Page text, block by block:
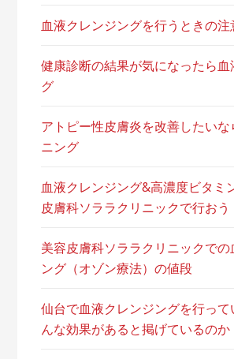
血液クレンジングを行うときの注
健康診断の結果が気になったら
グ
アトピー性皮膚炎を改善したい
ニング
血液クレンジング&高濃度ビタミ
皮膚科ソララクリニックで行おう
美容皮膚科ソララクリニックで
ング（オゾン療法）の値段
仙台で血液クレンジングを行っ
んな効果があると掲げているのか